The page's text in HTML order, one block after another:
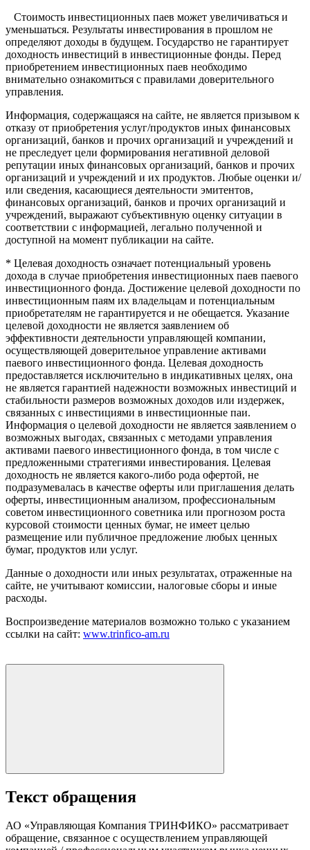
Стоимость инвестиционных паев может увеличиваться и
уменьшаться. Результаты инвестирования в прошлом не
определяют доходы в будущем. Государство не гарантирует
доходность инвестиций в инвестиционные фонды. Перед
приобретением инвестиционных паев необходимо
внимательно ознакомиться с правилами доверительного
управления.
Информация, содержащаяся на сайте, не является призывом к
отказу от приобретения услуг/продуктов иных финансовых
организаций, банков и прочих организаций и учреждений и
не преследует цели формирования негативной деловой
репутации иных финансовых организаций, банков и прочих
организаций и учреждений и их продуктов. Любые оценки и/
или сведения, касающиеся деятельности эмитентов,
финансовых организаций, банков и прочих организаций и
учреждений, выражают субъективную оценку ситуации в
соответствии с информацией, легально полученной и
доступной на момент публикации на сайте.
* Целевая доходность означает потенциальный уровень
дохода в случае приобретения инвестиционных паев паевого
инвестиционного фонда. Достижение целевой доходности по
инвестиционным паям их владельцам и потенциальным
приобретателям не гарантируется и не обещается. Указание
целевой доходности не является заявлением об
эффективности деятельности управляющей компании,
осуществляющей доверительное управление активами
паевого инвестиционного фонда. Целевая доходность
предоставляется исключительно в индикативных целях, она
не является гарантией надежности возможных инвестиций и
стабильности размеров возможных доходов или издержек,
связанных с инвестициями в инвестиционные паи.
Информация о целевой доходности не является заявлением о
возможных выгодах, связанных с методами управления
активами паевого инвестиционного фонда, в том числе с
предложенными стратегиями инвестирования. Целевая
доходность не является какого-либо рода офертой, не
подразумевалась в качестве оферты или приглашения делать
оферты, инвестиционным анализом, профессиональным
советом инвестиционного советника или прогнозом роста
курсовой стоимости ценных бумаг, не имеет целью
размещение или публичное предложение любых ценных
бумаг, продуктов или услуг.
Данные о доходности или иных результатах, отраженные на
сайте, не учитывают комиссии, налоговые сборы и иные
расходы.
Воспроизведение материалов возможно только с указанием
ссылки на сайт: www.trinfico-аm.ru
Текст обращения
АО «Управляющая Компания ТРИНФИКО» рассматривает
обращение, связанное с осуществлением управляющей